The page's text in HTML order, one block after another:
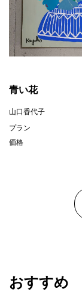
青い花
山口香代子
プラン
価格
おすすめ